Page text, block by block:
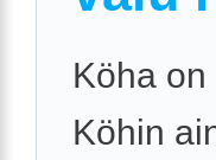
Köha
Köhin